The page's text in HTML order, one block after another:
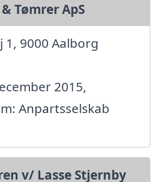
Tømrer ApS
9000 Aalborg
2015,
Anpartsselskab
v/ Lasse Stjernby